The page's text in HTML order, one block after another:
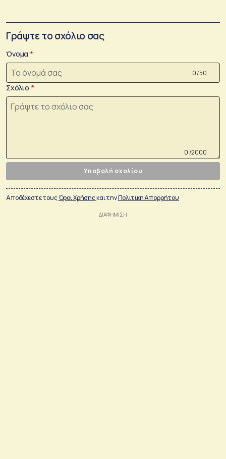
Γράψτε το σχόλιο σας
Όνομα
0 /50
Σχόλιο
0 /2000
Υποβολή σχολίου
Αποδέχεστε τουςΌροι Χρήσηςκαι τηνΠολιτικη Απορρήτου